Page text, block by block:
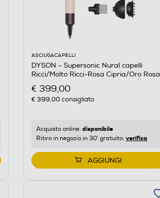
ASCIUGACAPELLI
DYSON - Supersonic Nural capelli
Ricci/Molto Ricci-Rosa Cipria/Oro Rosa
€ 399,00
€ 399,00consigliato
Acquisto online: disponibile
Ritiro in negozio in 30' gratuito: verifica
AGGIUNGI